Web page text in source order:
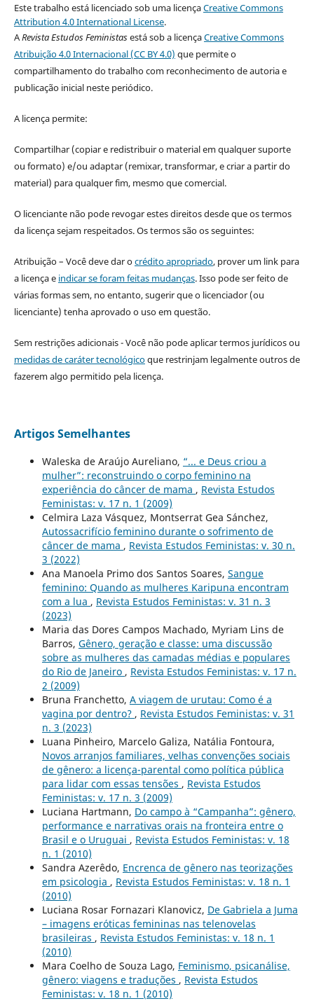
Este trabalho está licenciado sob uma licençaCreative Commons
Attribution 4.0 International License.
ARevista Estudos Feministasestá sob a licençaCreative Commons
Atribuição 4.0 Internacional (CC BY 4.0) que permite o
compartilhamento do trabalho com reconhecimento de autoria e
publicação inicial neste periódico.
A licença permite:
Compartilhar (copiar e redistribuir o material em qualquer suporte
ou formato) e/ou adaptar (remixar, transformar, e criar a partir do
material) para qualquer fim, mesmo que comercial.
O licenciante não pode revogar estes direitos desde que os termos
da licença sejam respeitados. Os termos são os seguintes:
Atribuição – Você deve dar ocrédito apropriado, prover um link para
a licença e indicar se foram feitas mudanças. Isso pode ser feito de
várias formas sem, no entanto, sugerir que o licenciador (ou
licenciante) tenha aprovado o uso em questão.
Sem restrições adicionais - Você não pode aplicar termos jurídicos ou
medidas de caráter tecnológicoque restrinjam legalmente outros de
fazerem algo permitido pela licença.
Artigos Semelhantes
Waleska de Araújo Aureliano, “... e Deus criou a
mulher”: reconstruindo o corpo feminino na
experiência do câncer de mama , Revista Estudos
Feministas: v. 17 n. 1 (2009)
Celmira Laza Vásquez, Montserrat Gea Sánchez,
Autossacrifício feminino durante o sofrimento de
câncer de mama , Revista Estudos Feministas: v. 30 n.
3 (2022)
Ana Manoela Primo dos Santos Soares, Sangue
feminino: Quando as mulheres Karipuna encontram
com a lua , Revista Estudos Feministas: v. 31 n. 3
(2023)
Maria das Dores Campos Machado, Myriam Lins de
Barros, Gênero, geração e classe: uma discussão
sobre as mulheres das camadas médias e populares
do Rio de Janeiro , Revista Estudos Feministas: v. 17 n.
2 (2009)
Bruna Franchetto, A viagem de urutau: Como é a
vagina por dentro? , Revista Estudos Feministas: v. 31
n. 3 (2023)
Luana Pinheiro, Marcelo Galiza, Natália Fontoura,
Novos arranjos familiares, velhas convenções sociais
de gênero: a licença-parental como política pública
para lidar com essas tensões , Revista Estudos
Feministas: v. 17 n. 3 (2009)
Luciana Hartmann, Do campo à “Campanha”: gênero,
performance e narrativas orais na fronteira entre o
Brasil e o Uruguai , Revista Estudos Feministas: v. 18
n. 1 (2010)
Sandra Azerêdo, Encrenca de gênero nas teorizações
em psicologia , Revista Estudos Feministas: v. 18 n. 1
(2010)
Luciana Rosar Fornazari Klanovicz, De Gabriela a Juma
– imagens eróticas femininas nas telenovelas
brasileiras , Revista Estudos Feministas: v. 18 n. 1
(2010)
Mara Coelho de Souza Lago, Feminismo, psicanálise,
gênero: viagens e traduções , Revista Estudos
Feministas: v. 18 n. 1 (2010)